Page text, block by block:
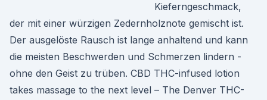
Kieferngeschmack,
der mit einer würzigen Zedernholznote gemischt ist.
Der ausgelöste Rausch ist lange anhaltend und kann
die meisten Beschwerden und Schmerzen lindern -
ohne den Geist zu trüben. CBD THC-infused lotion
takes massage to the next level – The Denver THC-